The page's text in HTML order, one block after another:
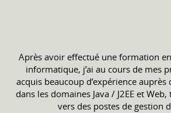
Après avoir effectué une formation
informatique, j’ai au cours de mes
acquis beaucoup d’expérience
dans les domaines Java / J2EE et
vers des postes de gestion